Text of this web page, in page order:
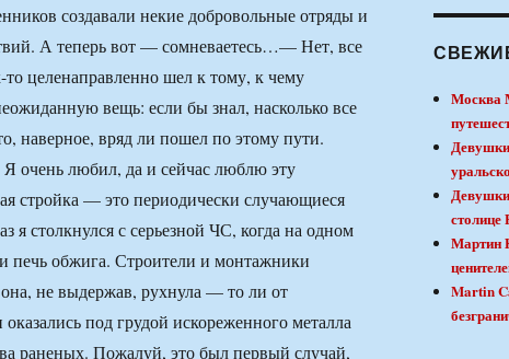
Москва
Девушки
столице
Мартин
Martin